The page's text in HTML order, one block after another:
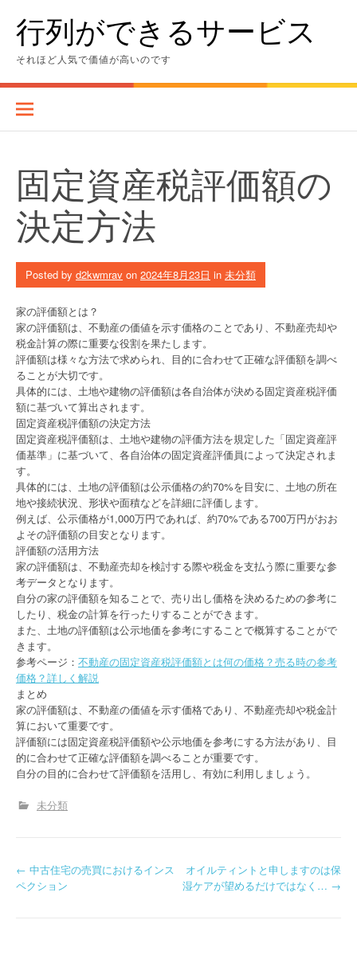
content行列ができるサービス
それほど人気で価値が高いのです
固定資産税評価額の
決定方法
Posted by d2kwmrav on 2024年8月23日 in 未分類
家の評価額とは？
家の評価額は、不動産の価値を示す価格のことであり、不動産売却や
税金計算の際に重要な役割を果たします。
評価額は様々な方法で求められ、目的に合わせて正確な評価額を調べ
ることが大切です。
具体的には、土地や建物の評価額は各自治体が決める固定資産税評価
額に基づいて算出されます。
固定資産税評価額の決定方法
固定資産税評価額は、土地や建物の評価方法を規定した「固定資産評
価基準」に基づいて、各自治体の固定資産評価員によって決定されま
す。
具体的には、土地の評価額は公示価格の約70%を目安に、土地の所在
地や接続状況、形状や面積などを詳細に評価します。
例えば、公示価格が1,000万円であれば、約70%である700万円がおお
よその評価額の目安となります。
評価額の活用方法
家の評価額は、不動産売却を検討する際や税金を支払う際に重要な参
考データとなります。
自分の家の評価額を知ることで、売り出し価格を決めるための参考に
したり、税金の計算を行ったりすることができます。
また、土地の評価額は公示地価を参考にすることで概算することがで
きます。
参考ページ： 不動産の固定資産税評価額とは何の価格？売る時の参考
価格？詳しく解説
まとめ
家の評価額は、不動産の価値を示す価格であり、不動産売却や税金計
算において重要です。
評価額には固定資産税評価額や公示地価を参考にする方法があり、目
的に合わせて正確な評価額を調べることが重要です。
自分の目的に合わせて評価額を活用し、有効に利用しましょう。
未分類
P
← 中古住宅の売買におけるインス
ペクション
オイルティントと申しますのは保
湿ケアが望めるだけではなく… →